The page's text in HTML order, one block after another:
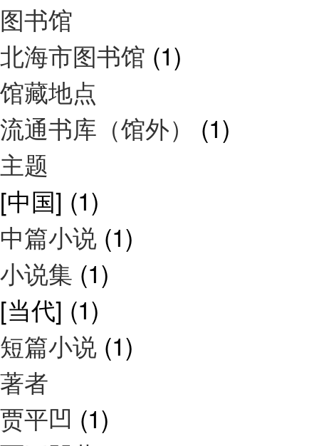
图书馆
北海市图书馆 (1)
馆藏地点
流通书库（馆外） (1)
主题
[中国] (1)
中篇小说 (1)
小说集 (1)
[当代] (1)
短篇小说 (1)
著者
贾平凹 (1)